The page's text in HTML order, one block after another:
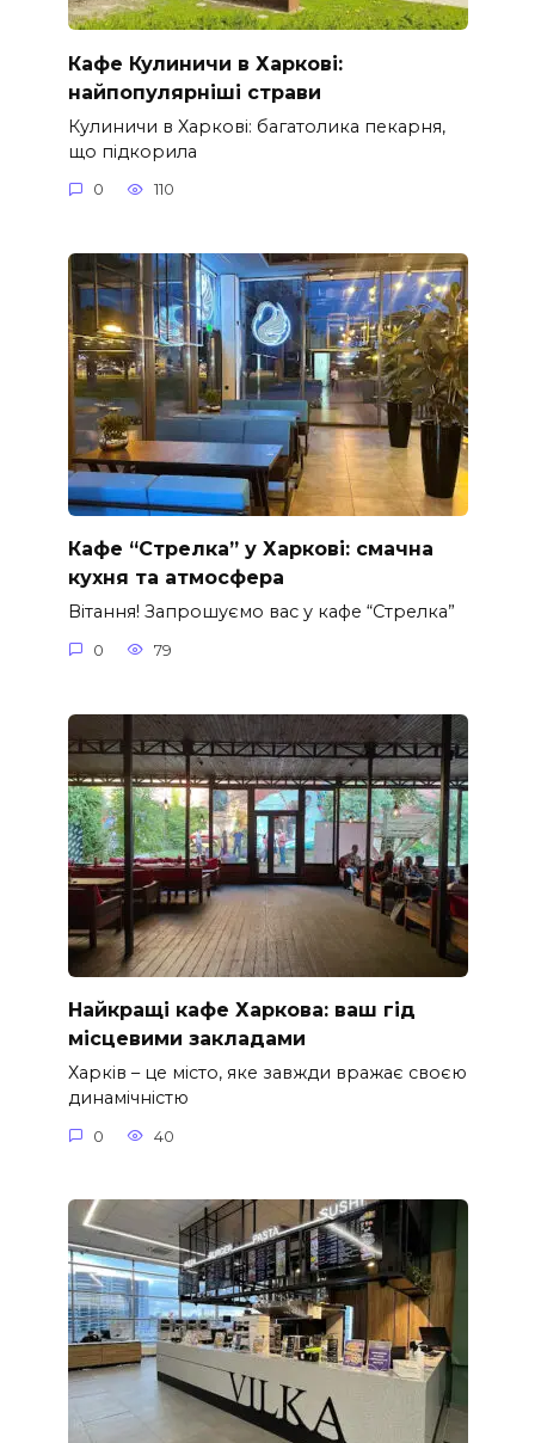
Кафе Кулиничи в Харкові:
найпопулярніші страви
Кулиничи в Харкові: багатолика пекарня,
що підкорила
0 110
Кафе “Стрелка” у Харкові: смачна
кухня та атмосфера
Вітання! Запрошуємо вас у кафе “Стрелка”
0 79
Найкращі кафе Харкова: ваш гід
місцевими закладами
Харків – це місто, яке завжди вражає своєю
динамічністю
0 40